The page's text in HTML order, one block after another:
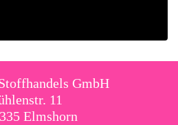
GmbH
11
Elmshorn